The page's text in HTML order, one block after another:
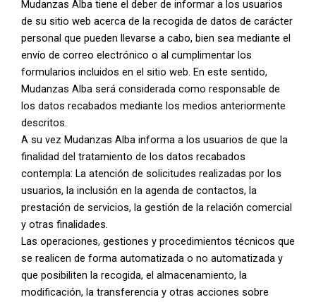
Mudanzas Alba tiene el deber de informar a los usuarios
de su sitio web acerca de la recogida de datos de carácter
personal que pueden llevarse a cabo, bien sea mediante el
envío de correo electrónico o al cumplimentar los
formularios incluidos en el sitio web. En este sentido,
Mudanzas Alba será considerada como responsable de
los datos recabados mediante los medios anteriormente
descritos.
A su vez Mudanzas Alba informa a los usuarios de que la
finalidad del tratamiento de los datos recabados
contempla: La atención de solicitudes realizadas por los
usuarios, la inclusión en la agenda de contactos, la
prestación de servicios, la gestión de la relación comercial
y otras finalidades.
Las operaciones, gestiones y procedimientos técnicos que
se realicen de forma automatizada o no automatizada y
que posibiliten la recogida, el almacenamiento, la
modificación, la transferencia y otras acciones sobre